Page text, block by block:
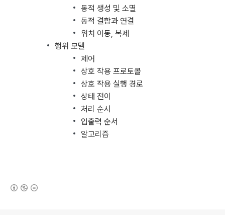
동적 생성 및 소멸
동적 결합과 연결
위치 이동, 복제
행위 모델
제어
상호 작용 프로토콜
상호 작용 실행 경로
상태 전이
처리 순서
입출력 순서
알고리즘